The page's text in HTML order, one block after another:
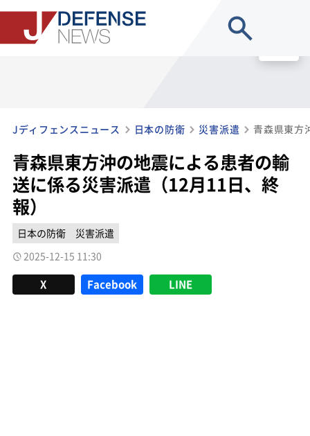
Jディフェンスニュース 日本の防衛 災害派遣
青森県東方沖の地震による患者の輸
送に係る災害派遣（12月11日、終
報）
日本の防衛
災害派遣
2025-12-15 11:30
X Facebook LINE